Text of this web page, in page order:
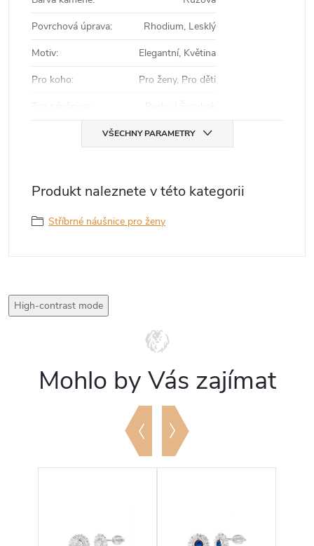
Povrchová úprava:
Rhodium, Lesklý
Motiv:
Elegantní, Květina
Pro koho:
Pro ženy, Pro děti
VŠECHNY PARAMETRY
Produkt naleznete v této kategorii
Stříbrné náušnice pro ženy
High-contrast mode
Mohlo by Vás zajímat